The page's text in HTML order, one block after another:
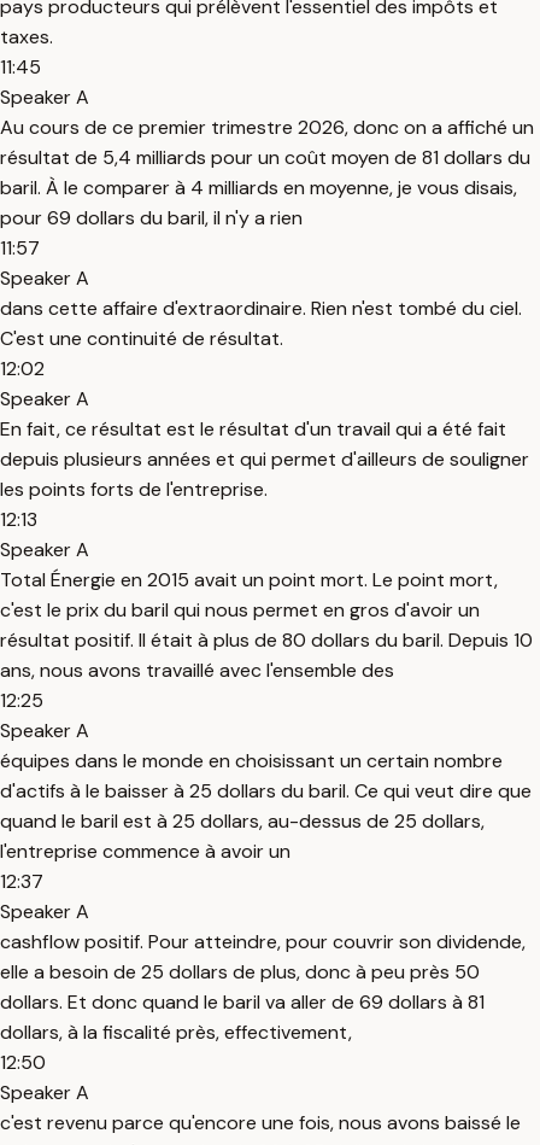
pays producteurs qui prélèvent l'essentiel des impôts et
taxes.
11:45
Speaker A
Au cours de ce premier trimestre 2026, donc on a affiché un
résultat de 5,4 milliards pour un coût moyen de 81 dollars du
baril. À le comparer à 4 milliards en moyenne, je vous disais,
pour 69 dollars du baril, il n'y a rien
11:57
Speaker A
dans cette affaire d'extraordinaire. Rien n'est tombé du ciel.
C'est une continuité de résultat.
12:02
Speaker A
En fait, ce résultat est le résultat d'un travail qui a été fait
depuis plusieurs années et qui permet d'ailleurs de souligner
les points forts de l'entreprise.
12:13
Speaker A
Total Énergie en 2015 avait un point mort. Le point mort,
c'est le prix du baril qui nous permet en gros d'avoir un
résultat positif. Il était à plus de 80 dollars du baril. Depuis 10
ans, nous avons travaillé avec l'ensemble des
12:25
Speaker A
équipes dans le monde en choisissant un certain nombre
d'actifs à le baisser à 25 dollars du baril. Ce qui veut dire que
quand le baril est à 25 dollars, au-dessus de 25 dollars,
l'entreprise commence à avoir un
12:37
Speaker A
cashflow positif. Pour atteindre, pour couvrir son dividende,
elle a besoin de 25 dollars de plus, donc à peu près 50
dollars. Et donc quand le baril va aller de 69 dollars à 81
dollars, à la fiscalité près, effectivement,
12:50
Speaker A
c'est revenu parce qu'encore une fois, nous avons baissé le